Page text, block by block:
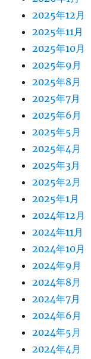
2025年12月
2025年11月
2025年10月
2025年9月
2025年8月
2025年7月
2025年6月
2025年5月
2025年4月
2025年3月
2025年2月
2025年1月
2024年12月
2024年11月
2024年10月
2024年9月
2024年8月
2024年7月
2024年6月
2024年5月
2024年4月